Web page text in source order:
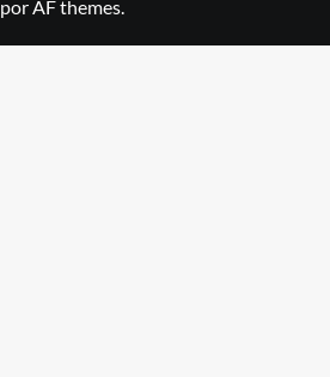
por AF themes.